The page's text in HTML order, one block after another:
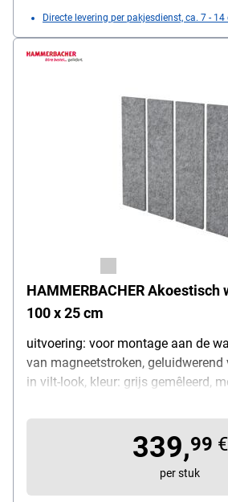
Directe levering per pakjesdienst, ca. 7 -
HAMMERBACHER Akoestisch
100 x 25 cm
uitvoering: voor montage aan de
van magneetstroken, geluidwerend
in vilt-look, kleur: grijs gemêleerd,
geluidsbeschermingsklasse C,
x 25 cm, compatibel met alle
meubelprogramma's339,99 €
per stuk